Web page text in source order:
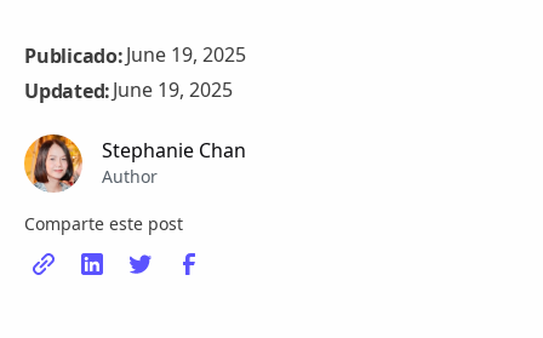
Publicado:June 19, 2025
Updated:June 19, 2025
Stephanie Chan
Author
Comparte este post